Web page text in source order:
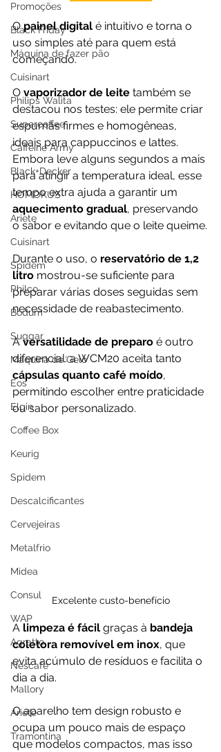
Promoções
Black Friday
Máquina de fazer pão
Cuisinart
Philips Walita
Supercoffee
Caffeine Army
Black+Decker
HOMOKUS
Ariete
Cuisinart
Spidem
Philco
Bodum
Suggar
Máquina de Gelo
Eos
Elgin
Coffee Box
Keurig
Spidem
Descalcificantes
Cervejeiras
Metalfrio
Midea
Consul
WAP
Agratto
Nescafé
Mallory
Ariete
Tramontina
O painel digital é intuitivo e torna o
uso simples até para quem está
começando.
O vaporizador de leite também se
destacou nos testes: ele permite criar
espumas firmes e homogêneas,
ideais para cappuccinos e lattes.
Embora leve alguns segundos a mais
para atingir a temperatura ideal, esse
tempo extra ajuda a garantir um
aquecimento gradual, preservando
o sabor e evitando que o leite queime.
Durante o uso, o reservatório de 1,2
litro mostrou-se suficiente para
preparar várias doses seguidas sem
necessidade de reabastecimento.
A versatilidade de preparo é outro
diferencial: a WCM20 aceita tanto
cápsulas quanto café moído,
permitindo escolher entre praticidade
ou sabor personalizado.
Excelente custo-benefício
A limpeza é fácil graças à bandeja
coletora removível em inox, que
evita acúmulo de resíduos e facilita o
dia a dia.
O aparelho tem design robusto e
ocupa um pouco mais de espaço
que modelos compactos, mas isso